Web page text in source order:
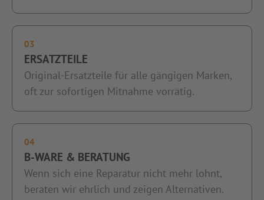
03
ERSATZTEILE
Original-Ersatzteile für alle gängigen Marken,
oft zur sofortigen Mitnahme vorrätig.
04
B-WARE & BERATUNG
Wenn sich eine Reparatur nicht mehr lohnt,
beraten wir ehrlich und zeigen Alternativen.